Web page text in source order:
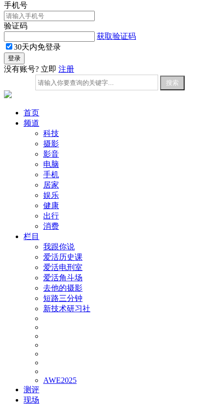
手机号
验证码
获取验证码
30天内免登录
没有账号? 立即 注册
首页
频道
科技
摄影
影音
电脑
手机
居家
娱乐
健康
出行
消费
栏目
我跟你说
爱活历史课
爱活电刑室
爱活角斗场
去他的摄影
短路三分钟
新技术研习社
AWE2025
测评
现场